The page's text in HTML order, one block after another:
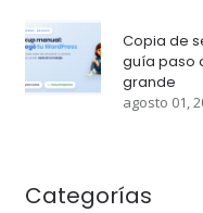
Copia de
guía paso
grande
agosto 01,
Categorías